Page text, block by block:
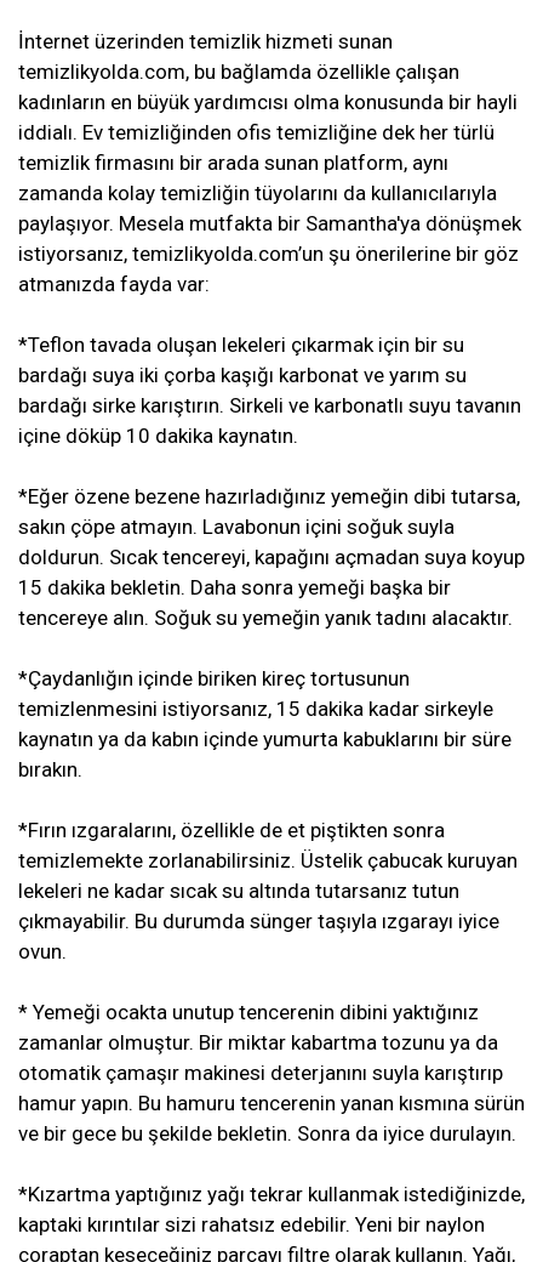
İnternet üzerinden temizlik hizmeti sunan
temizlikyolda.com, bu bağlamda özellikle çalışan
kadınların en büyük yardımcısı olma konusunda bir hayli
iddialı. Ev temizliğinden ofis temizliğine dek her türlü
temizlik firmasını bir arada sunan platform, aynı
zamanda kolay temizliğin tüyolarını da kullanıcılarıyla
paylaşıyor. Mesela mutfakta bir Samantha'ya dönüşmek
istiyorsanız, temizlikyolda.com’un şu önerilerine bir göz
atmanızda fayda var:
*Teflon tavada oluşan lekeleri çıkarmak için bir su
bardağı suya iki çorba kaşığı karbonat ve yarım su
bardağı sirke karıştırın. Sirkeli ve karbonatlı suyu tavanın
içine döküp 10 dakika kaynatın.
*Eğer özene bezene hazırladığınız yemeğin dibi tutarsa,
sakın çöpe atmayın. Lavabonun içini soğuk suyla
doldurun. Sıcak tencereyi, kapağını açmadan suya koyup
15 dakika bekletin. Daha sonra yemeği başka bir
tencereye alın. Soğuk su yemeğin yanık tadını alacaktır.
*Çaydanlığın içinde biriken kireç tortusunun
temizlenmesini istiyorsanız, 15 dakika kadar sirkeyle
kaynatın ya da kabın içinde yumurta kabuklarını bir süre
bırakın.
*Fırın ızgaralarını, özellikle de et piştikten sonra
temizlemekte zorlanabilirsiniz. Üstelik çabucak kuruyan
lekeleri ne kadar sıcak su altında tutarsanız tutun
çıkmayabilir. Bu durumda sünger taşıyla ızgarayı iyice
ovun.
* Yemeği ocakta unutup tencerenin dibini yaktığınız
zamanlar olmuştur. Bir miktar kabartma tozunu ya da
otomatik çamaşır makinesi deterjanını suyla karıştırıp
hamur yapın. Bu hamuru tencerenin yanan kısmına sürün
ve bir gece bu şekilde bekletin. Sonra da iyice durulayın.
*Kızartma yaptığınız yağı tekrar kullanmak istediğinizde,
kaptaki kırıntılar sizi rahatsız edebilir. Yeni bir naylon
çoraptan keseceğiniz parçayı filtre olarak kullanın. Yağı,